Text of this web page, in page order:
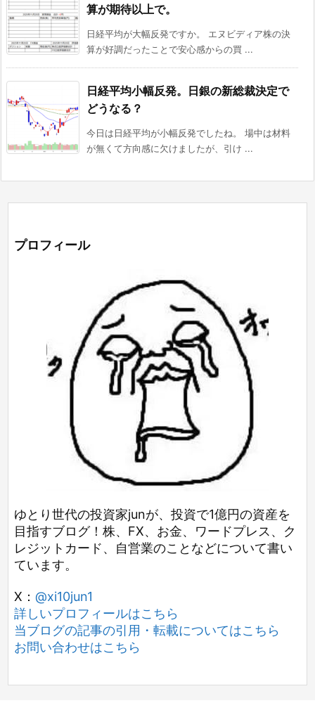
算が期待以上で。
日経平均が大幅反発ですか。 エヌビディア株の決
算が好調だったことで安心感からの買 ...
日経平均小幅反発。日銀の新総裁決定で
どうなる？
今日は日経平均が小幅反発でしたね。 場中は材料
が無くて方向感に欠けましたが、引け ...
プロフィール
ゆとり世代の投資家junが、投資で1億円の資産を
目指すブログ！株、FX、お金、ワードプレス、ク
レジットカード、自営業のことなどについて書い
ています。
X： @xi10jun1
詳しいプロフィールはこちら
当ブログの記事の引用・転載についてはこちら
お問い合わせはこちら